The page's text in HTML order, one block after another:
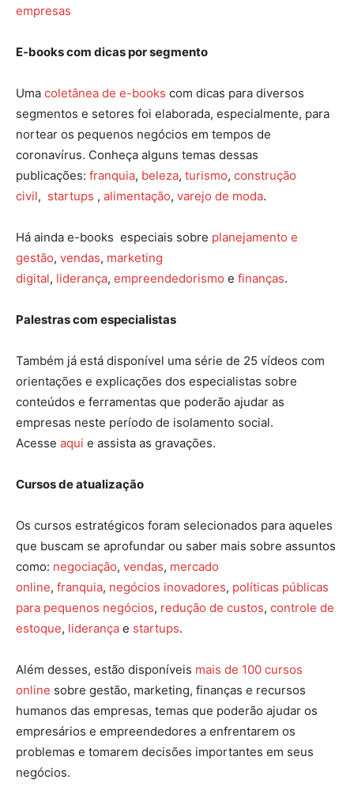
empresas
E-books com dicas por segmento
Uma coletânea de e-books com dicas para diversos
segmentos e setores foi elaborada, especialmente, para
nortear os pequenos negócios em tempos de
coronavírus. Conheça alguns temas dessas
publicações: franquia, beleza, turismo, construção
civil, startups , alimentação, varejo de moda.
Há ainda e-books especiais sobre planejamento e
gestão, vendas, marketing
digital, liderança, empreendedorismo e finanças.
Palestras com especialistas
Também já está disponível uma série de 25 vídeos com
orientações e explicações dos especialistas sobre
conteúdos e ferramentas que poderão ajudar as
empresas neste período de isolamento social.
Acesse aqui e assista as gravações.
Cursos de atualização
Os cursos estratégicos foram selecionados para aqueles
que buscam se aprofundar ou saber mais sobre assuntos
como: negociação, vendas, mercado
online, franquia, negócios inovadores, políticas públicas
para pequenos negócios, redução de custos, controle de
estoque, liderança e startups.
Além desses, estão disponíveis mais de 100 cursos
online sobre gestão, marketing, finanças e recursos
humanos das empresas, temas que poderão ajudar os
empresários e empreendedores a enfrentarem os
problemas e tomarem decisões importantes em seus
negócios.